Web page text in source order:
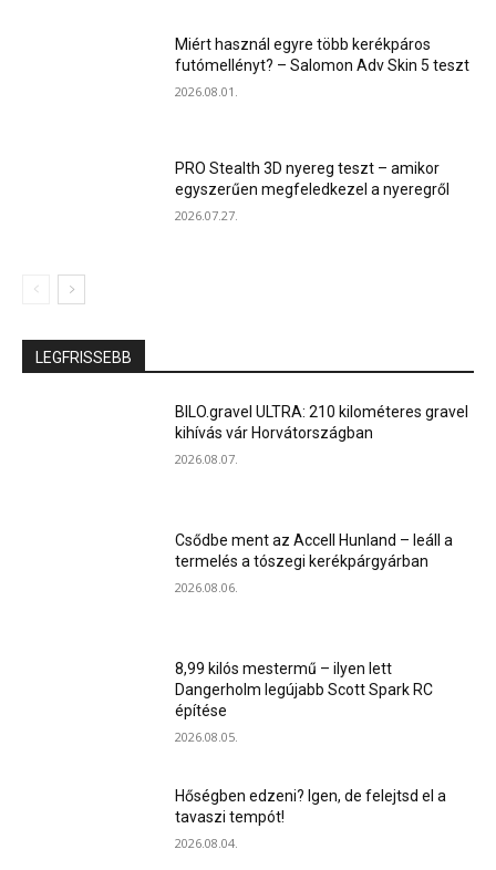
Miért használ egyre több kerékpáros
futómellényt? – Salomon Adv Skin 5 teszt
2026.08.01.
PRO Stealth 3D nyereg teszt – amikor
egyszerűen megfeledkezel a nyeregről
2026.07.27.
LEGFRISSEBB
BILO.gravel ULTRA: 210 kilométeres gravel
kihívás vár Horvátországban
2026.08.07.
Csődbe ment az Accell Hunland – leáll a
termelés a tószegi kerékpárgyárban
2026.08.06.
8,99 kilós mestermű – ilyen lett
Dangerholm legújabb Scott Spark RC
építése
2026.08.05.
Hőségben edzeni? Igen, de felejtsd el a
tavaszi tempót!
2026.08.04.